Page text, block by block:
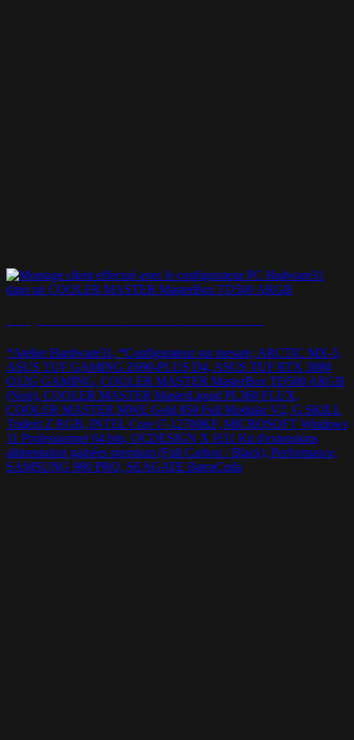
*Atelier Hardware31, *Configurateur sur mesure, ARCTIC MX-5,
ASUS TUF GAMING Z690-PLUS D4, ASUS TUF RTX 3080
O12G GAMING, COOLER MASTER MasterBox TD500 ARGB
(Noir), COOLER MASTER MasterLiquid PL360 FLUX,
COOLER MASTER MWE Gold 850 Full Modular V2, G.SKILL
Trident Z RGB, INTEL Core i7-12700KF, MICROSOFT Windows
11 Professionnel 64 bits, OCDESIGN X H31 Kit d'extensions
alimentation gainées premium (Full Carbon / Black), Performance,
SAMSUNG 980 PRO, SEAGATE BarraCuda